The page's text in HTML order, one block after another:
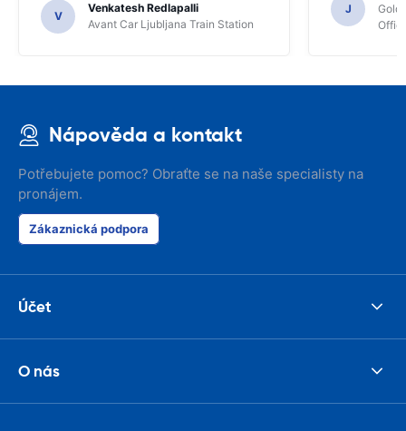
V
Venkatesh Redlapalli
Avant Car Ljubljana Train Station
J
Nápověda a kontakt
Potřebujete pomoc? Obraťte se na naše specialisty na
pronájem.
Zákaznická podpora
Účet
O nás